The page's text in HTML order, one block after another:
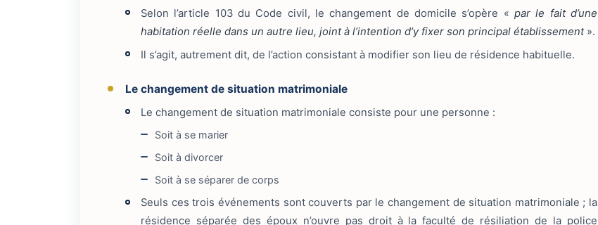
Selon l’article 103 du Code civil, le changement de domicile s’opère «par le fait d’une
habitation réelle dans un autre lieu, joint à l’intention d’y fixer son principal établissement».
Il s’agit, autrement dit, de l’action consistant à modifier son lieu de résidence habituelle.
Le changement de situation matrimoniale
Le changement de situation matrimoniale consiste pour une personne :
Soit à se marier
Soit à divorcer
Soit à se séparer de corps
Seuls ces trois événements sont couverts par le changement de situation matrimoniale ; la
résidence séparée des époux n’ouvre pas droit à la faculté de résiliation de la police